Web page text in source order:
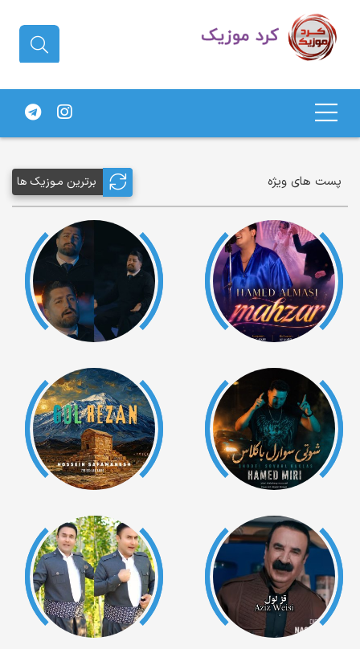
های کردی
پست های ویژه برترین مـوزیک ها